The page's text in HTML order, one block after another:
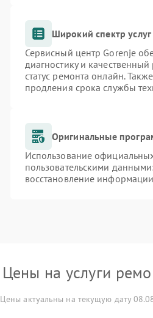
Широкий спектр услуг
Сервисный центр Gorenje
диагностику и
статус ремонта онлайн.
продления срока службы
Оригинальные
Использование
пользовательскими
восстановление
Цены на услуги
Цены актуальны на текущую дату